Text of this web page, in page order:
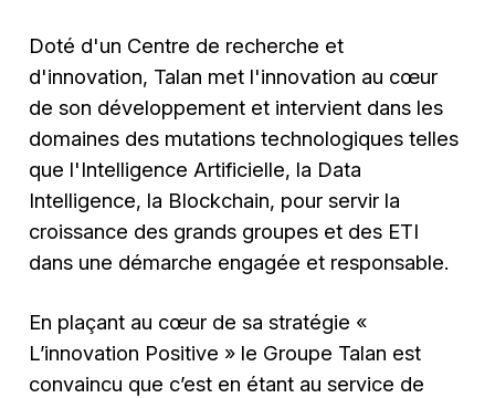
Doté d'un Centre de recherche et
d'innovation, Talan met l'innovation au cœur
de son développement et intervient dans les
domaines des mutations technologiques telles
que l'Intelligence Artificielle, la Data
Intelligence, la Blockchain, pour servir la
croissance des grands groupes et des ETI
dans une démarche engagée et responsable.
En plaçant au cœur de sa stratégie «
L’innovation Positive » le Groupe Talan est
convaincu que c’est en étant au service de